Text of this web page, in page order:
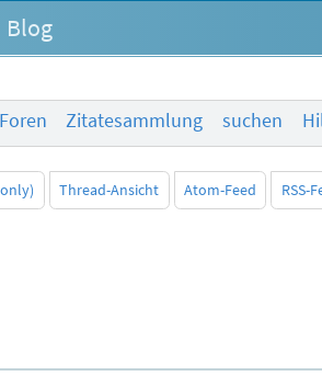
Blog
Foren Zitatesammlung suchen
Thread-Ansicht Atom-Feed RSS-